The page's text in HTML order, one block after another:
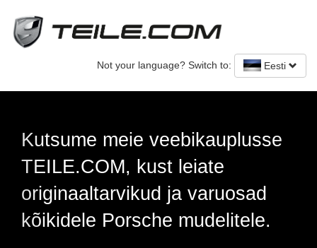
Not your language? Switch to: Eesti
Originaalsed Porsche
– uued ja kasutatud